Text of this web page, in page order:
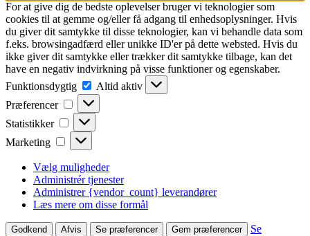
For at give dig de bedste oplevelser bruger vi teknologier som
cookies til at gemme og/eller få adgang til enhedsoplysninger. Hvis
du giver dit samtykke til disse teknologier, kan vi behandle data som
f.eks. browsingadfærd eller unikke ID'er på dette websted. Hvis du
ikke giver dit samtykke eller trækker dit samtykke tilbage, kan det
have en negativ indvirkning på visse funktioner og egenskaber.
Funktionsdygtig
Funktionsdygtig
Altid aktiv
Præferencer
Præferencer
Statistikker Statistikker
Marketing Marketing
Vælg muligheder
Administrér tjenester
Administrer {vendor_count} leverandører
Læs mere om disse formål
Godkend Afvis Se præferencer Gem præferencer
Se